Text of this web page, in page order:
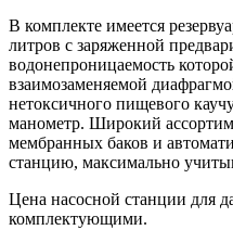
В комплекте имеется
литров с заряженной
водонепроницаемость
взаимозаменяемой
нетоксичного пищевого
манометр. Широкий
мембранных баков и
станцию, максимально
Цена насосной станции для
комплектующими.